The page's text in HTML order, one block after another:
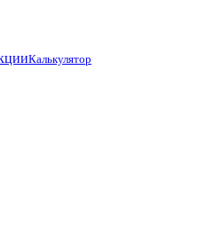
Калькулятор